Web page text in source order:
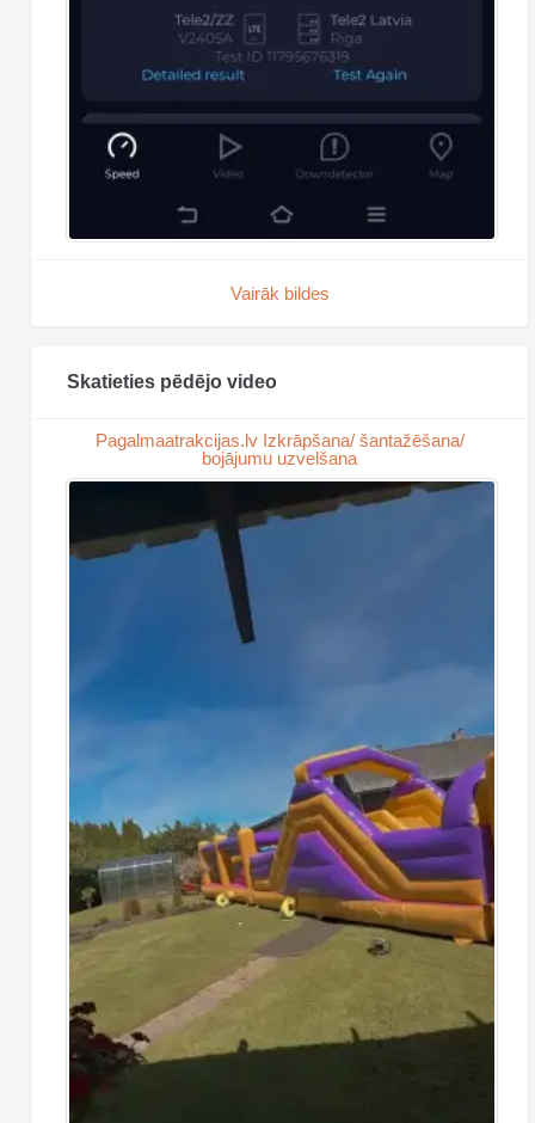
Vairāk bildes
Skatieties pēdējo video
Pagalmaatrakcijas.lv Izkrāpšana/ šantažēšana/
bojājumu uzvelšana